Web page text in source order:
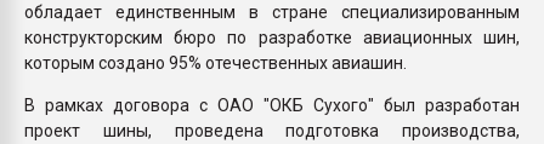
обладает единственным в стране специализированным
конструкторским бюро по разработке авиационных шин,
которым создано 95% отечественных авиашин.
В рамках договора с ОАО "ОКБ Сухого" был разработан
проект шины, проведена подготовка производства,